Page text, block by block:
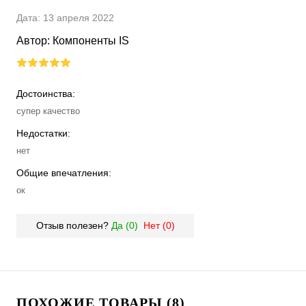
Дата: 13 апреля 2022
Автор: Компоненты IS
Достоинства:
супер качество
Недостатки:
нет
Общие впечатления:
ок
Отзыв полезен? Да (0) Нет (0)
ПОХОЖИЕ ТОВАРЫ (8)